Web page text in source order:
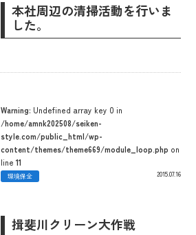
本社周辺の清掃活動を行いま
した。
Warning: Undefined array key 0 in
/home/amnk202508/seiken-
style.com/public_html/wp-
content/themes/theme669/module_loop.php on
line 11
環境保全 2015.07.16
揖斐川クリーン大作戦